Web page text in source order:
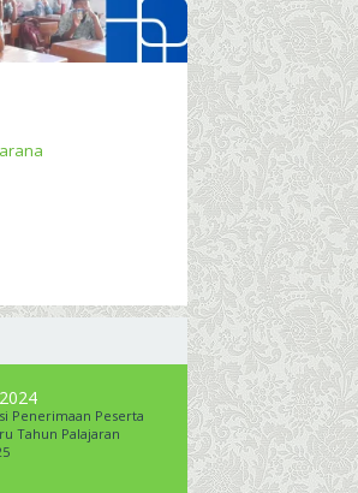
Penerimaan Peserta
Tahun Palajaran